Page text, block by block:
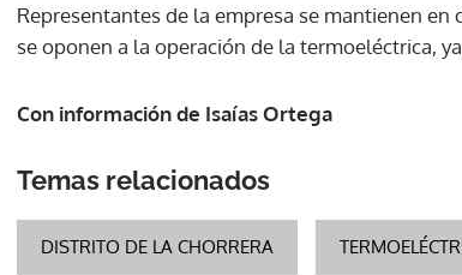
Gracias por
Representantes de la empresa se mantienen
se oponen a la operación de la termoeléctrica,
Con información de Isaías Ortega
Temas relacionados
DISTRITO DE LA CHORRERA